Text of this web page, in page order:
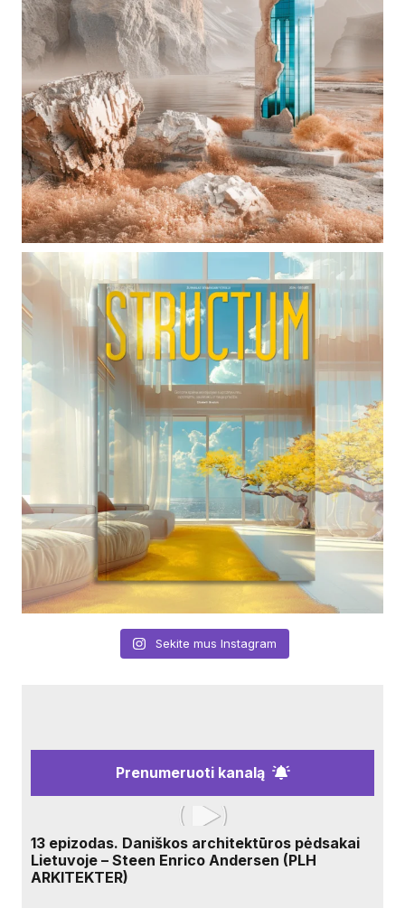
Sekite mus Instagram
Prenumeruoti kanalą
13 epizodas. Daniškos architektūros pėdsakai
Lietuvoje – Steen Enrico Andersen (PLH
ARKITEKTER)